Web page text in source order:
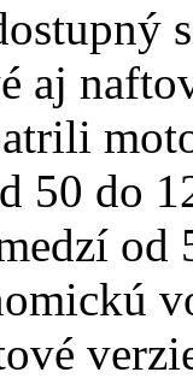
aj
50 do